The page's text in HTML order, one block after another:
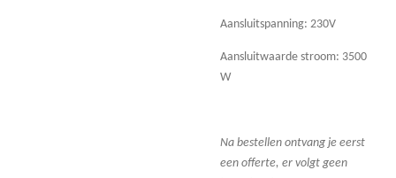
Aansluitspanning: 230V
Aansluitwaarde stroom: 3500
W
Na bestellen ontvang je eerst
een offerte, er volgt geen